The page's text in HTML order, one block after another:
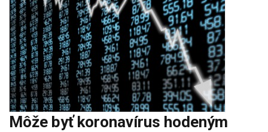
Môže byť koronavírus hodeným